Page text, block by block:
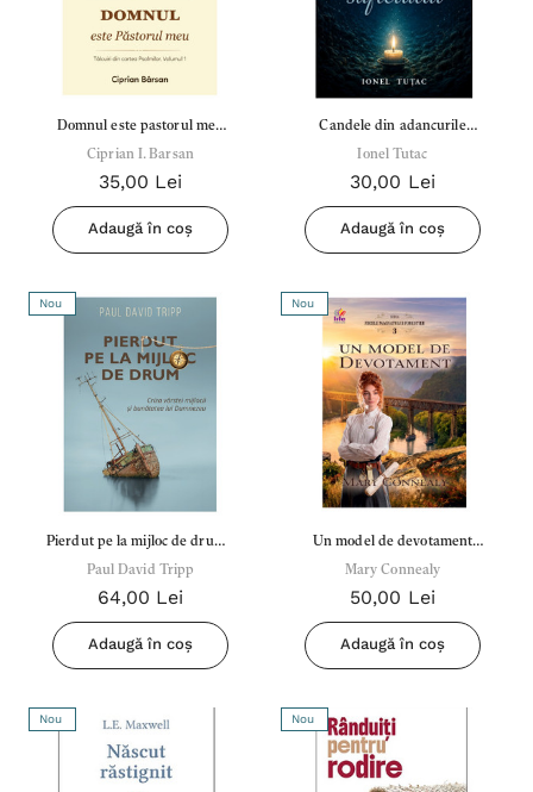
Domnul este pastorul meu
Vol.1 - Talcuiri din cartea
Psalmilor
Ciprian I. Barsan
35,00 Lei
Adaugă în coș
Candele din adancurile
sufletului - Ionel Tutac
Ionel Tutac
30,00 Lei
Adaugă în coș
Nou
Pierdut pe la mijloc de drum -
Paul David Tripp
Paul David Tripp
64,00 Lei
Adaugă în coș
Nou
Un model de devotament
Vol.3 - Seria: Fiicele
magnatului forestier
Mary Connealy
50,00 Lei
Adaugă în coș
Nou Nou